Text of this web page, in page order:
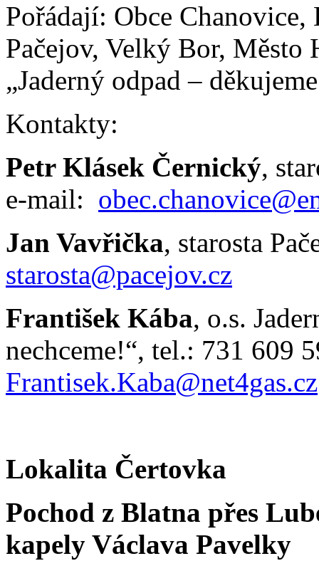
Pořádají: Obce
Pačejov, Velký Bor, Město
„Jaderný odpad –
Kontakty:
Petr Klásek Černický,
e-mail:
Jan Vavřička, starosta
starosta@pacejov.cz
František Kába, o.s.
nechceme!“, tel.: 731 609
Frantisek.Kaba@net4gas.cz
Lokalita Čertovka
Pochod z Blatna přes
kapely Václava Pavelky